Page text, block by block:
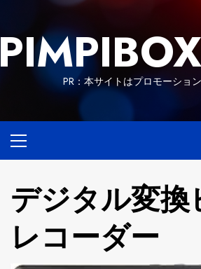
content
PR：本サイトはプロモーショ
Menu
デジタル変換
レコーダー